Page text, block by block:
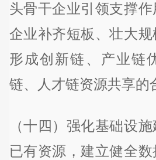
头骨干企业引领支撑
企业补齐短板、壮大规
形成创新链、产业链
链、人才链资源共享的
（十四）强化基础设
已有资源，建立健全数